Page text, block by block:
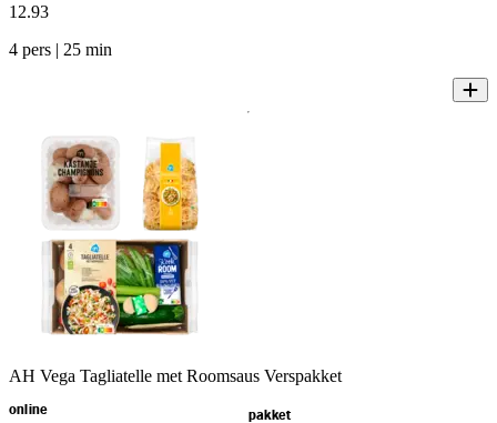
12.93
4 pers | 25 min
AH Vega Tagliatelle met Roomsaus Verspakket
online pakket